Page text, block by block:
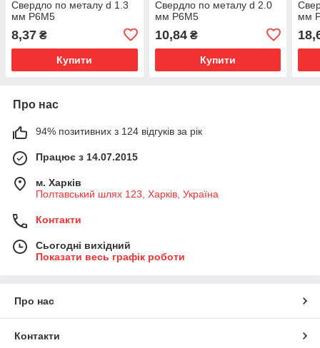
Свердло по металу d 1.3
мм Р6М5
8,37 ₴
Купити
Свердло по металу d 2.0
мм Р6М5
10,84₴
Купити
мм
Про нас
94% позитивних з 124 відгуків за рік
Працює з 14.07.2015
м. Харків
Полтавський шлях 123, Харків, Україна
Контакти
Сьогодні вихідний
Показати весь графік роботи
Про нас
Контакти